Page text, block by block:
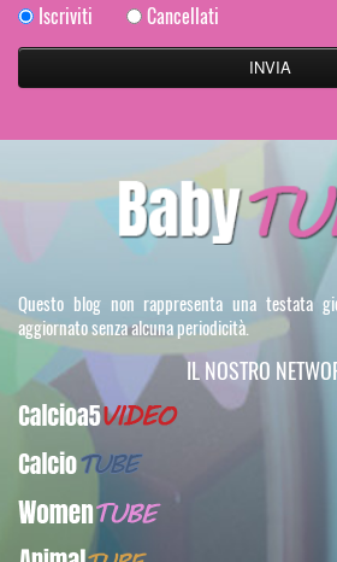
Iscriviti
Cancellati
Questo blog non rappresenta una testata
aggiornato senza alcuna periodicità.
IL NOSTRO
Calcioa5Video